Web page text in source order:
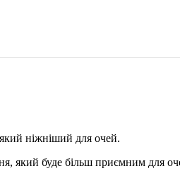
ніжніший для очей.
який буде більш приємним для